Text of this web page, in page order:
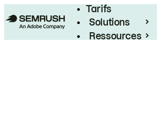
Tarifs
Solutions
Ressources